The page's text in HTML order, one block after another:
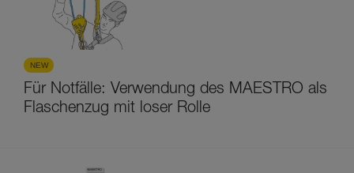
NEW
Für Notfälle: Verwendung des MAESTRO als
Flaschenzug mit loser Rolle